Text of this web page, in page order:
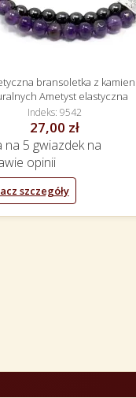
bransoletka z kamieni
Ametyst elastyczna
Indeks 9542
27,00 zł
na 5 gwiazdek na
opinii
szczegóły